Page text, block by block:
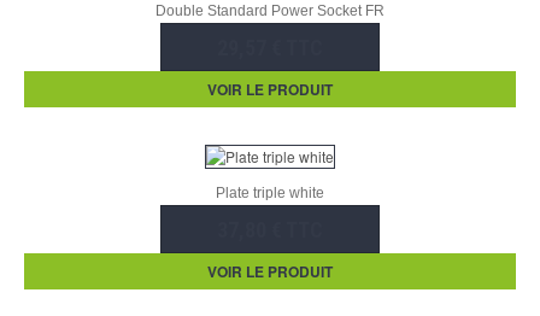
Double Standard Power Socket FR
VOIR LE PRODUIT
Plate triple white
VOIR LE PRODUIT